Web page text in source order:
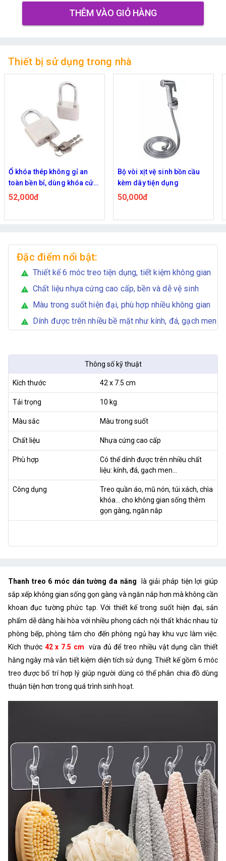
THÊM VÀO GIỎ HÀNG
Thiết bị sử dụng trong nhà
Bộ vòi xịt vệ sinh bồn cầu
kèm dây tiện dụng
50,000đ
Thanh treo 6 móc dán
tường đa năng cho nhà bếp
và nhà tắm
25,000đ
Đặc điểm nổi bật:
warning Thiết kế 6 móc treo tiện dụng, tiết kiệm không gian
warning Chất liệu nhựa cứng cao cấp, bền và dễ vệ sinh
warning Màu trong suốt hiện đại, phù hợp nhiều không gian
warning Dính được trên nhiều bề mặt như kính, đá, gạch men
Thông số kỹ thuật
Kích thước 42 x 7.5 cm
Tải trọng 10 kg
Màu sắc Màu trong suốt
Chất liệu Nhựa cứng cao cấp
Phù hợp
Có thể dính được trên nhiều chất
liệu: kính, đá, gạch men...
Công dụng
Treo quần áo, mũ nón, túi xách, chìa
khóa… cho không gian sống thêm
gọn gàng, ngăn nắp
Thanh treo 6 móc dán tường đa năng
là giải pháp tiện lợi giúp
sắp xếp không gian sống gọn gàng và ngăn nắp hơn mà không cần
khoan đục tường phức tạp. Với thiết kế trong suốt hiện đại, sản
phẩm dễ dàng hài hòa với nhiều phong cách nội thất khác nhau từ
phòng bếp, phòng tắm cho đến phòng ngủ hay khu vực làm việc.
Kích thước 42 x 7.5 cm
vừa đủ để treo nhiều vật dụng cần thiết
hằng ngày mà vẫn tiết kiệm diện tích sử dụng. Thiết kế gồm 6 móc
treo được bố trí hợp lý giúp người dùng có thể phân chia đồ dùng
thuận tiện hơn trong quá trình sinh hoạt.